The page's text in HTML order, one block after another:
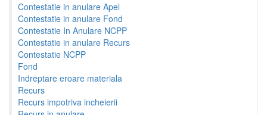
Contestatie in anulare Apel
Contestatie in anulare Fond
Contestatie In Anulare NCPP
Contestatie in anulare Recurs
Contestatie NCPP
Fond
Indreptare eroare materiala
Recurs
Recurs impotriva incheierii